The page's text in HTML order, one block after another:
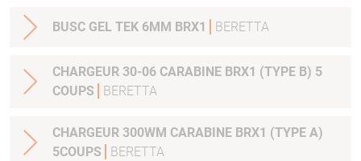
BUSC GEL TEK 6MM BRX1 BERETTA
CHARGEUR 30-06 CARABINE BRX1 (TYPE B) 5
COUPS
BERETTA
CHARGEUR 300WM CARABINE BRX1 (TYPE A)
5COUPS
BERETTA